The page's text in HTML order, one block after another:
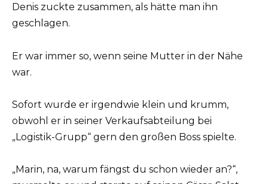
Denis zuckte zusammen, als hätte man ihn
geschlagen.
Er war immer so, wenn seine Mutter in der Nähe
war.
Sofort wurde er irgendwie klein und krumm,
obwohl er in seiner Verkaufsabteilung bei
„Logistik-Grupp“ gern den großen Boss spielte.
„Marin, na, warum fängst du schon wieder an?“,